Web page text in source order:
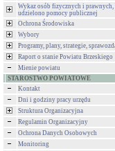
Wykaz osób fizycznych i
udzielono pomocy publicznej
Ochrona Środowiska
Wybory
Programy, plany, strategie,
Raport o stanie Powiatu Brzeskiego
Mienie powiatu
STAROSTWO POWIATOWE
Kontakt
Dni i godziny pracy urzędu
Struktura Organizacyjna
Regulamin Organizacyjny
Ochrona Danych Osobowych
Monitoring